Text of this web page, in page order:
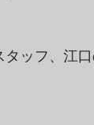
ッフ、江